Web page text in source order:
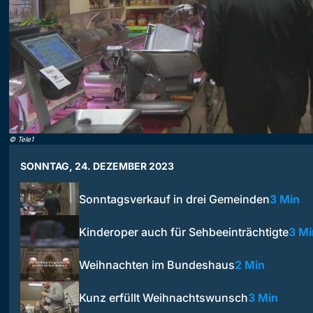
© Tele1
SONNTAG, 24. DEZEMBER 2023
Sonntagsverkauf in drei Gemeinden3 Min
Kinderoper auch für Sehbeeinträchtigte3
Weihnachten im Bundeshaus2 Min
Kunz erfüllt Weihnachtswunsch3 Min